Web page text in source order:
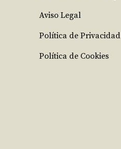
Aviso Legal
Política de Privacidad
Política de Cookies